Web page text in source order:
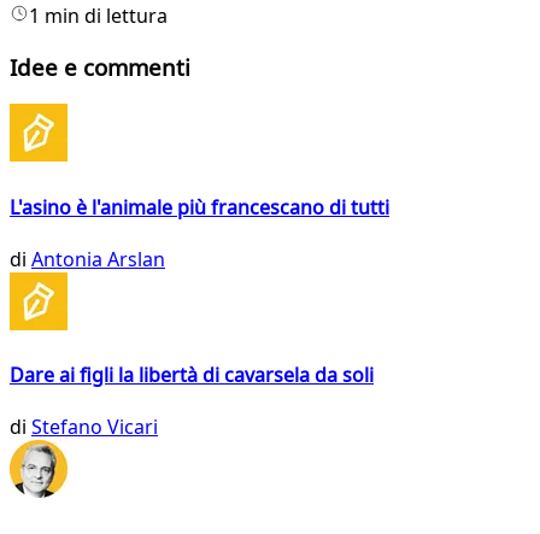
1 min di lettura
Idee e commenti
L'asino è l'animale più francescano di tutti
di Antonia Arslan
Dare ai figli la libertà di cavarsela da soli
di Stefano Vicari